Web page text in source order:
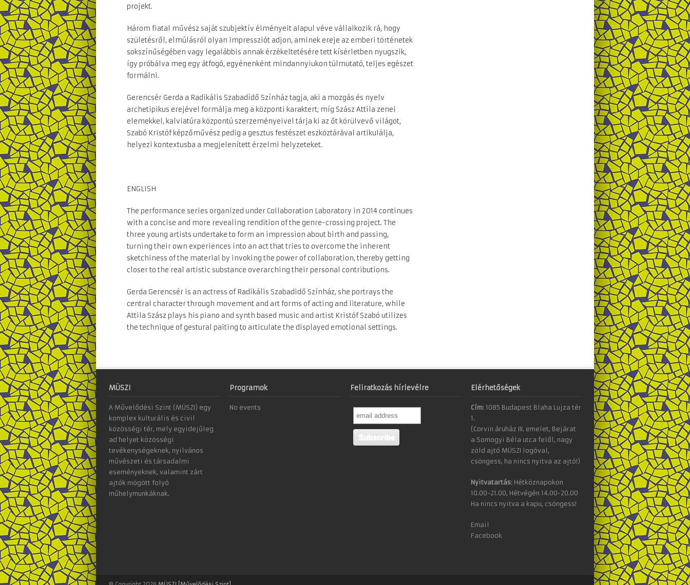
projekt.
Három fiatal művész saját szubjektív élményeit alapul véve vállalkozik rá, hogy
születésről, elmúlásról olyan impressziót adjon, aminek ereje az emberi történetek
sokszínűségében vagy legalábbis annak érzékeltetésére tett kísérletben nyugszik,
így próbálva meg egy átfogó, egyénenként mindannyiukon túlmutató, teljes egészet
formálni.
Gerencsér Gerda a Radikális Szabadídő Színház tagja, aki a mozgás és nyelv
archetipikus erejével formálja meg a központi karaktert; míg Szász Attila zenei
elemekkel, kalviatúra központú szerzeményeivel tárja ki az őt körülvevő világot,
Szabó Kristóf képzőművész pedig a gesztus festészet eszköztárával artikulálja,
helyezi kontextusba a megjelenített érzelmi helyzeteket.
ENGLISH
The performance series organized under Collaboration Laboratory in 2014 continues
with a concise and more revealing rendition of the genre-crossing project. The
three young artists undertake to form an impression about birth and passing,
turning their own experiences into an act that tries to overcome the inherent
sketchiness of the material by invoking the power of collaboration, thereby getting
closer to the real artistic substance overarching their personal contributions.
Gerda Gerencsér is an actress of Radikális Szabadidő Színház, she portrays the
central character through movement and art forms of acting and literature, while
Attila Szász plays his piano and synth based music and artist Kristóf Szabó utilizes
the technique of gestural paiting to articulate the displayed emotional settings.
MÜSZI
A Művelődési Szint (MÜSZI) egy
komplex kulturális és civil
közösségi tér, mely egyidejűleg
ad helyet közösségi
tevékenységeknek, nyilvános
művészeti és társadalmi
eseményeknek, valamint zárt
ajtók mögött folyó
műhelymunkáknak.
Programok
No events
Feliratkozás hírlevélre Elérhetőségek
Cím: 1085 Budapest Blaha Lujza tér
1.
(Corvin áruház III. emelet, Bejárat
a Somogyi Béla utca felől, nagy
zöld ajtó MÜSZI logóval,
csöngess, ha nincs nyitva az ajtó!)
Nyitvatartás: Hétköznapokon
10.00-21.00, Hétvégén 14.00-20.00
Ha nincs nyitva a kapu, csöngess!
Email
Facebook